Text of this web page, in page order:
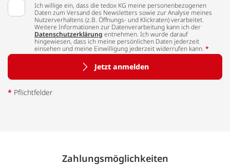
Ich willige ein, dass die tedox KG meine personenbezogenen
Daten zum Versand des Newsletters sowie zur Analyse meines
Nutzerverhaltens (z.B. Öffnungs- und Klickraten) verarbeitet.
Weitere Informationen zur Datenverarbeitung kann ich der
Datenschutzerklärung entnehmen. Ich wurde darauf
hingewiesen, dass ich meine persönlichen Daten jederzeit
einsehen und meine Einwilligung jederzeit widerrufen kann. *
Jetzt anmelden
* Pflichtfelder
Zahlungs­möglich­keiten